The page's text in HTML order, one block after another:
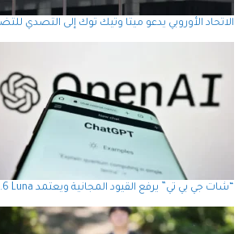
الاتحاد الأوروبي يدعو ميتا وتيك توك إلى التصدي
“شات جي بي تي” يرفع القيود المجانية ويعتمد GPT-5.6 Luna